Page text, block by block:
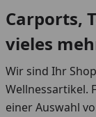
Carports,
vieles
Wir sind Ihr
Wellnessartikel.
einer Auswahl